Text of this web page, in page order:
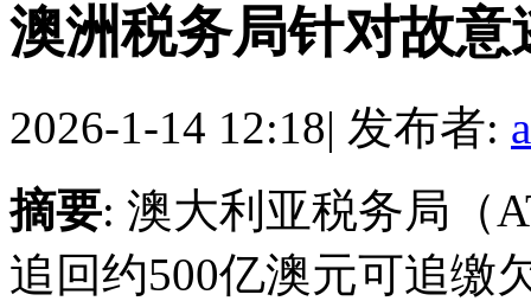
澳洲税务局针对故
2026-1-14 12:18| 发布者:
摘要: 澳大利亚税务局（
追回约500亿澳元可追缴